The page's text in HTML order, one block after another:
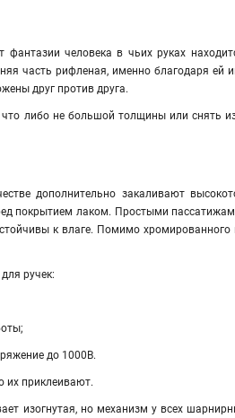
человека в чьих руках
часть рифленая, именно благодаря ей
друг против друга.
либо не большой толщины или снять
дополнительно закаливают
покрытием лаком. Простыми
к влаге. Помимо хромированного
ручек:
до 1000В.
их приклеивают.
изогнутая, но механизм у всех